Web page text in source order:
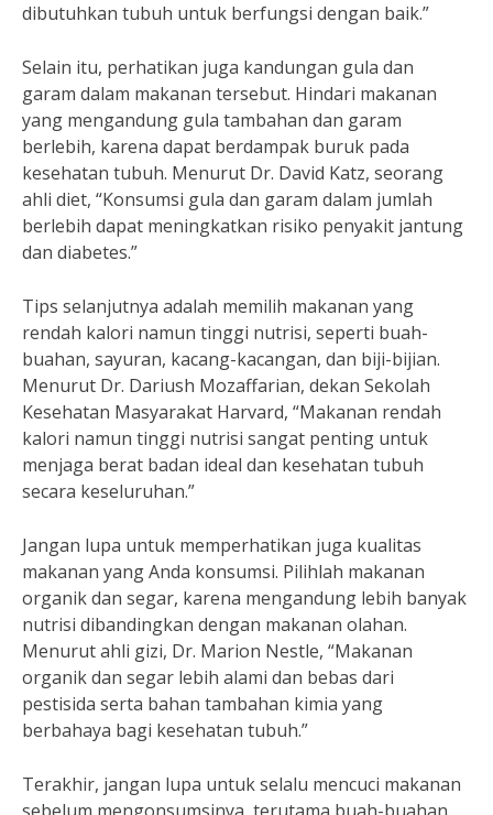
dibutuhkan tubuh untuk berfungsi dengan baik.”
Selain itu, perhatikan juga kandungan gula dan
garam dalam makanan tersebut. Hindari makanan
yang mengandung gula tambahan dan garam
berlebih, karena dapat berdampak buruk pada
kesehatan tubuh. Menurut Dr. David Katz, seorang
ahli diet, “Konsumsi gula dan garam dalam jumlah
berlebih dapat meningkatkan risiko penyakit jantung
dan diabetes.”
Tips selanjutnya adalah memilih makanan yang
rendah kalori namun tinggi nutrisi, seperti buah-
buahan, sayuran, kacang-kacangan, dan biji-bijian.
Menurut Dr. Dariush Mozaffarian, dekan Sekolah
Kesehatan Masyarakat Harvard, “Makanan rendah
kalori namun tinggi nutrisi sangat penting untuk
menjaga berat badan ideal dan kesehatan tubuh
secara keseluruhan.”
Jangan lupa untuk memperhatikan juga kualitas
makanan yang Anda konsumsi. Pilihlah makanan
organik dan segar, karena mengandung lebih banyak
nutrisi dibandingkan dengan makanan olahan.
Menurut ahli gizi, Dr. Marion Nestle, “Makanan
organik dan segar lebih alami dan bebas dari
pestisida serta bahan tambahan kimia yang
berbahaya bagi kesehatan tubuh.”
Terakhir, jangan lupa untuk selalu mencuci makanan